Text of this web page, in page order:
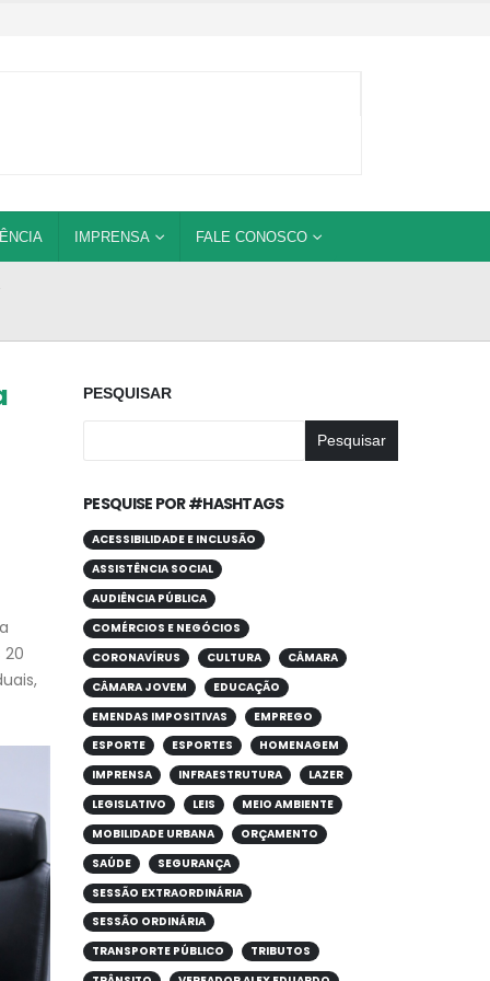
IMPRENSA FALE CONOSCO
PESQUISAR
Pesquisar
PESQUISE POR #HASHTAGS
ACESSIBILIDADE E INCLUSÃO
ASSISTÊNCIA SOCIAL
AUDIÊNCIA PÚBLICA
COMÉRCIOS E NEGÓCIOS
CORONAVÍRUS
CULTURA
CÂMARA
CÂMARA JOVEM
EDUCAÇÃO
EMENDAS IMPOSITIVAS
EMPREGO
ESPORTE
ESPORTES
HOMENAGEM
IMPRENSA
INFRAESTRUTURA
LAZER
LEGISLATIVO
LEIS
MEIO AMBIENTE
MOBILIDADE URBANA
ORÇAMENTO
SAÚDE
SEGURANÇA
SESSÃO EXTRAORDINÁRIA
SESSÃO ORDINÁRIA
TRANSPORTE PÚBLICO
TRIBUTOS